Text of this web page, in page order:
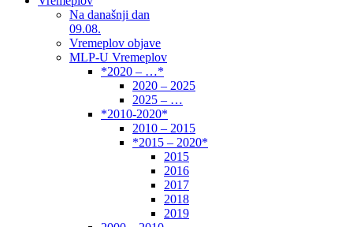
Na današnji dan
09.08.
Vremeplov objave
MLP-U Vremeplov
*2020 – …*
2020 – 2025
2025 – …
*2010-2020*
2010 – 2015
*2015 – 2020*
2015
2016
2017
2018
2019